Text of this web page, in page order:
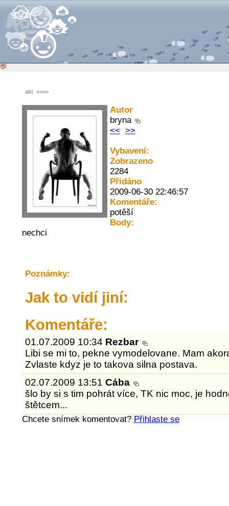
akt <<>>
Autor
bryna
<< >>
Vybavení:
Zobrazeno
2284
Přidáno
2009-06-30 22:46:57
Komentáře:
potěší
Body:
nechci
Poznámky:
Jak to vidí jiní:
Komentáře:
01.07.2009 10:34 Rezbar
Libi se mi to, pekne vymodelovane. Mam
Zvlaste kdyz je to takova silna postava.
02.07.2009 13:51Cába
šlo by si s tim pohrát více, TK nic moc, je
štětcem...
Chcete snímek komentovat? Přihlaste se